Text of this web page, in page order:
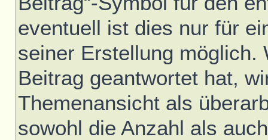
eventuell ist dies nur für
seiner Erstellung möglich.
Beitrag geantwortet hat,
Themenansicht als
sowohl die Anzahl als